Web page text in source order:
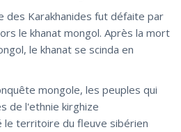
des Karakhanides fut défaite par
le khanat mongol. Après la mort
le khanat se scinda en
mongole, les peuples qui
de l'ethnie kirghize
territoire du fleuve sibérien